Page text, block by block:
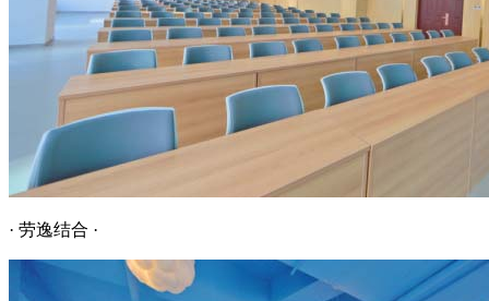
· 劳逸结合 ·